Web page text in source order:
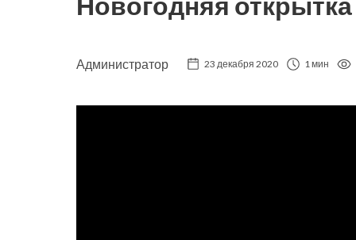
Администратор 23 декабря 2020 1 мин